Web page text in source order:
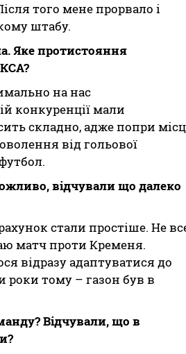
того мене прорвало і
штабу.
Яке протистояння
на нас
конкуренції мали
складно, адже попри
від гольової
відчували що далеко
стали простіше. Не
матч проти Кременя.
відразу адаптуватися до
роки тому – газон був в
Відчували, що в